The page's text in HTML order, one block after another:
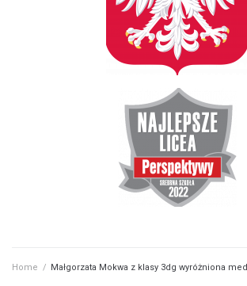
Home / Małgorzata Mokwa z klasy 3dg wyróżniona